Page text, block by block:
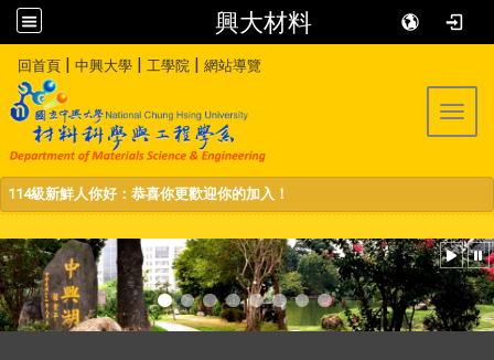
興大材料
回首頁 | 中興大學 | 工學院 | 網站導覽
114級新鮮人你好：恭喜你更歡迎你的加入！